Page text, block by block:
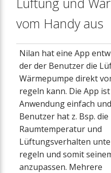
vom Handy aus
Nilan hat eine App
der der Benutzer die
Wärmepumpe direkt
regeln kann. Die App
Anwendung einfach
Benutzer hat z. Bsp.
Raumtemperatur und
Lüftungsverhalten
regeln und somit
anzupassen. Mehrere